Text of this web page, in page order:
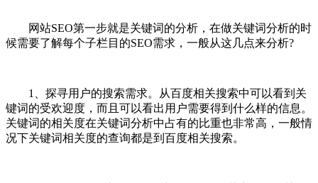
网站SEO第一步就是关键词的分析，在做关键词分析的时
候需要了解每个子栏目的SEO需求，一般从这几点来分析?
1、探寻用户的搜索需求。从百度相关搜索中可以看到关
键词的受欢迎度，而且可以看出用户需要得到什么样的信息。
关键词的相关度在关键词分析中占有的比重也非常高，一般情
况下关键词相关度的查询都是到百度相关搜索。